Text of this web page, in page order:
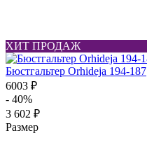
ХИТ ПРОДАЖ
Бюстгальтер Orhideja 194-187
6003 ₽
- 40%
3 602 ₽
Размер